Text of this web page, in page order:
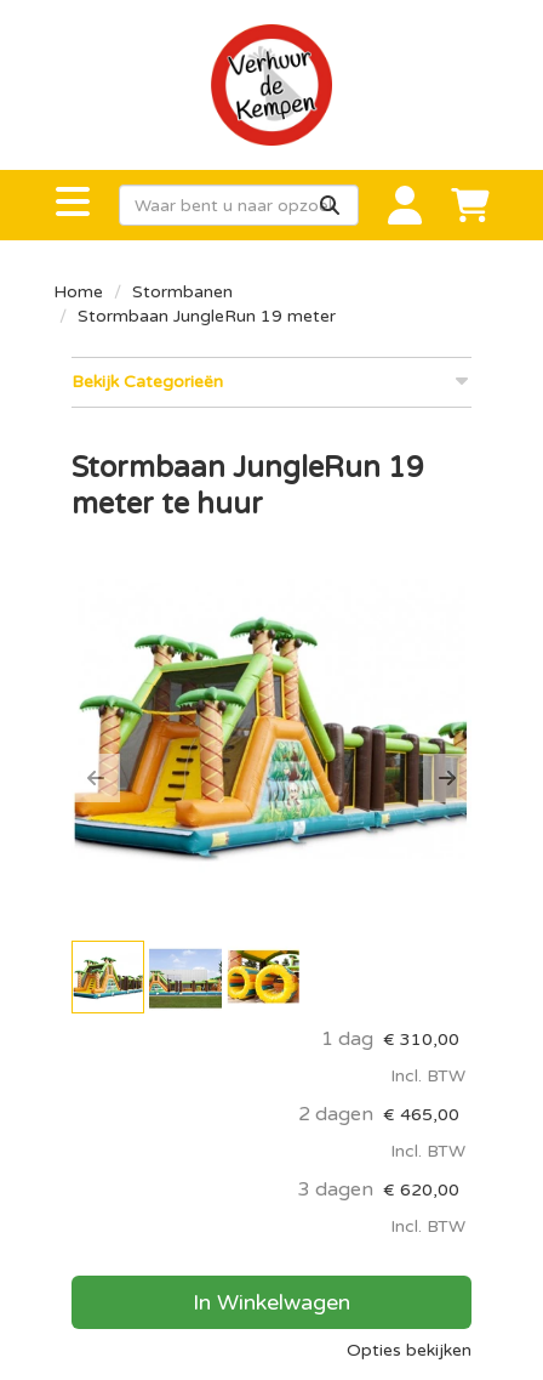
Home
Stormbanen
Stormbaan JungleRun 19 meter
Bekijk Categorieën
Stormbaan JungleRun 19
meter te huur
Previous Next
1 dag € 310,00
Incl. BTW
2 dagen € 465,00
Incl. BTW
3 dagen € 620,00
Incl. BTW
In Winkelwagen
Opties bekijken